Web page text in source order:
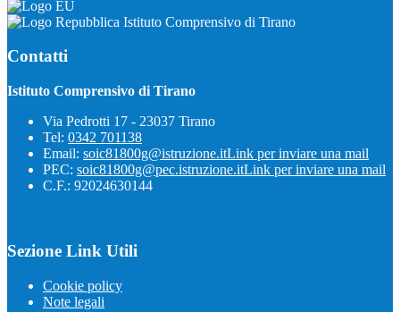
Istituto Comprensivo di Tirano
Contatti
Istituto Comprensivo di Tirano
Via Pedrotti 17 - 23037 Tirano
Tel: 0342 701138
Email: soic81800g@istruzione.itLink per inviare una mail
PEC: soic81800g@pec.istruzione.itLink per inviare una mail
C.F.: 92024630144
Sezione Link Utili
Cookie policy
Note legali